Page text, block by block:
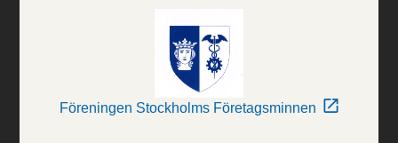
Föreningen Stockholms Företagsminnen